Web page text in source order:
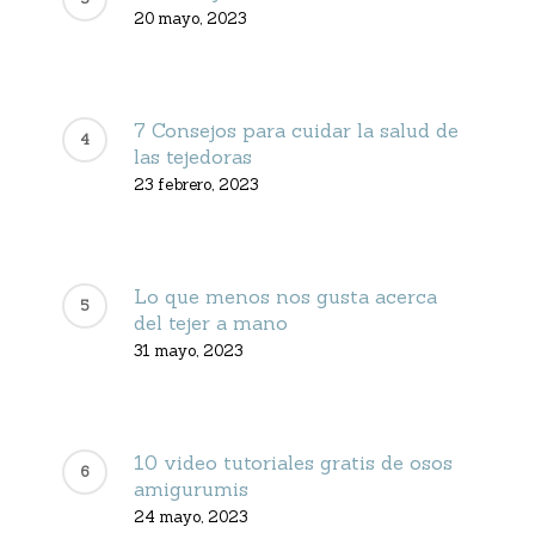
20 mayo, 2023
7 Consejos para cuidar la salud de
las tejedoras
23 febrero, 2023
Lo que menos nos gusta acerca
del tejer a mano
31 mayo, 2023
10 video tutoriales gratis de osos
amigurumis
24 mayo, 2023